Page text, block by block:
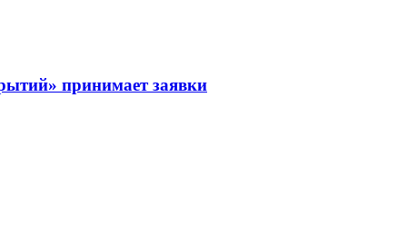
принимает заявки